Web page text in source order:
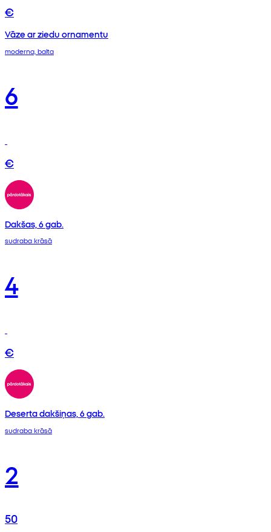
€
Vāze ar ziedu ornamentu
moderna, balta
6
€
Dakšas, 6 gab.
sudraba krāsā
4
€
Deserta dakšiņas, 6 gab.
sudraba krāsā
2
50